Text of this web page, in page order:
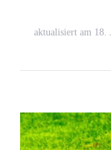
aktualisiert am 18.